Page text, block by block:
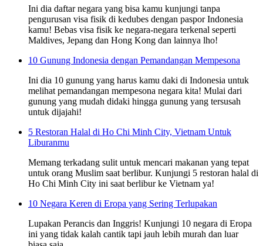
Ini dia daftar negara yang bisa kamu kunjungi tanpa
pengurusan visa fisik di kedubes dengan paspor Indonesia
kamu! Bebas visa fisik ke negara-negara terkenal seperti
Maldives, Jepang dan Hong Kong dan lainnya lho!
10 Gunung Indonesia dengan Pemandangan Mempesona
Ini dia 10 gunung yang harus kamu daki di Indonesia untuk
melihat pemandangan mempesona negara kita! Mulai dari
gunung yang mudah didaki hingga gunung yang tersusah
untuk dijajahi!
5 Restoran Halal di Ho Chi Minh City, Vietnam Untuk
Liburanmu
Memang terkadang sulit untuk mencari makanan yang tepat
untuk orang Muslim saat berlibur. Kunjungi 5 restoran halal di
Ho Chi Minh City ini saat berlibur ke Vietnam ya!
10 Negara Keren di Eropa yang Sering Terlupakan
Lupakan Perancis dan Inggris! Kunjungi 10 negara di Eropa
ini yang tidak kalah cantik tapi jauh lebih murah dan luar